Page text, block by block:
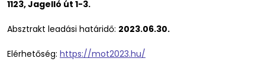
1123, Jagelló út 1-3.
Absztrakt leadási határidő: 2023.06.30.
Elérhetőség: https://mot2023.hu/